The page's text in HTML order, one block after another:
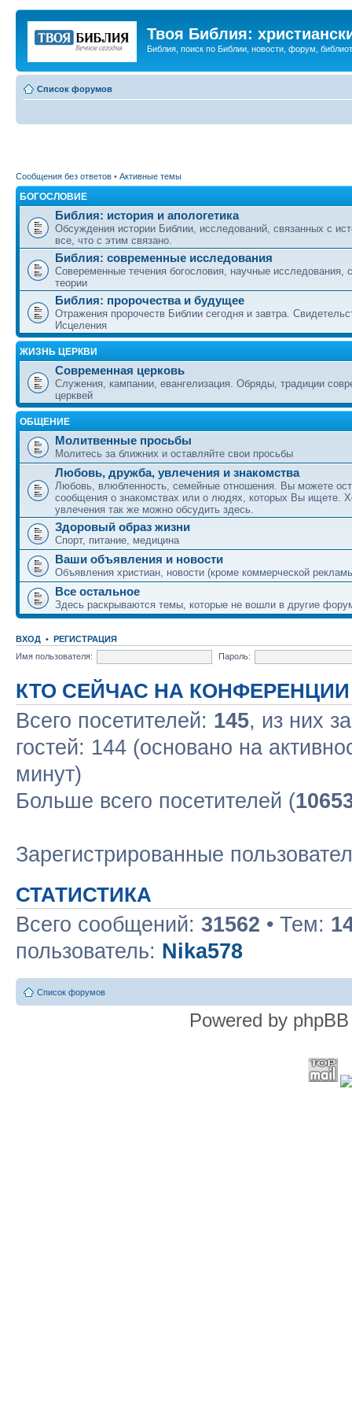
Твоя Библия:
Библия, поиск по Библии, новости, форум,
Список форумов
Сообщения без ответов • Активные темы
БОГОСЛОВИЕ
Библия: история и апологетика
Обсуждения истории Библии, исследований, связанных с
все, что с этим связано.
Библия: современные исследования
Совеременные течения богословия, научные исследования,
теории
Библия: пророчества и будущее
Отражения пророчеств Библии сегодня и завтра.
Исцеления
ЖИЗНЬ ЦЕРКВИ
Современная церковь
Служения, кампании, евангелизация. Обряды, традиции
церквей
ОБЩЕНИЕ
Молитвенные просьбы
Молитесь за ближних и оставляйте свои просьбы
Любовь, дружба, увлечения и знакомства
Любовь, влюбленность, семейные отношения. Вы можете
сообщения о знакомствах или о людях, которых Вы ищете.
увлечения так же можно обсудить здесь.
Здоровый образ жизни
Спорт, питание, медицина
Ваши объявления и новости
Объявления христиан, новости (кроме коммерческой
Все остальное
Здесь раскрываются темы, которые не вошли в другие
ВХОД • РЕГИСТРАЦИЯ
Имя пользователя:
Пароль:
КТО СЕЙЧАС НА КОНФЕРЕНЦИИ
Всего посетителей: 145, из них
гостей: 144 (основано на
минут)
Больше всего посетителей (
Зарегистрированные
СТАТИСТИКА
Всего сообщений: 31562 • Тем:
пользователь: Nika578
Список форумов
Powered by